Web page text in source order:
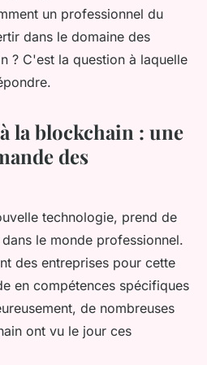
un professionnel du
dans le domaine des
? C'est la question à laquelle
la blockchain : une
des
technologie, prend de
le monde professionnel.
des entreprises pour cette
en compétences spécifiques
de nombreuses
ont vu le jour ces